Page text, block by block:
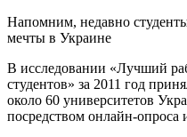
Напомним, недавно
мечты в Украине
В исследовании «Лучший
студентов» за 2011 год
около 60 университетов
посредством онлайн-опроса